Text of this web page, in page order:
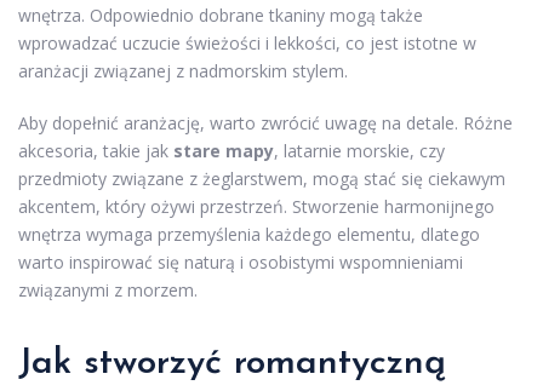
wnętrza. Odpowiednio dobrane tkaniny mogą także
wprowadzać uczucie świeżości i lekkości, co jest istotne w
aranżacji związanej z nadmorskim stylem.
Aby dopełnić aranżację, warto zwrócić uwagę na detale. Różne
akcesoria, takie jak stare mapy, latarnie morskie, czy
przedmioty związane z żeglarstwem, mogą stać się ciekawym
akcentem, który ożywi przestrzeń. Stworzenie harmonijnego
wnętrza wymaga przemyślenia każdego elementu, dlatego
warto inspirować się naturą i osobistymi wspomnieniami
związanymi z morzem.
Jak stworzyć romantyczną